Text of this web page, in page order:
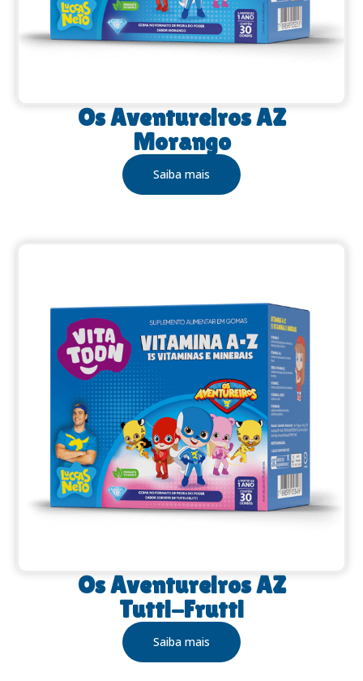
Os Aventureiros AZ
Morango
Saiba mais
Os Aventureiros AZ
Tutti-Frutti
Saiba mais